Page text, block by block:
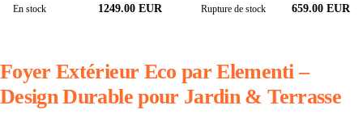
En stock 1249.00 EUR Rupture de stock 659.00 EUR
Foyer Extérieur Eco par Elementi –
Design Durable pour Jardin & Terrasse